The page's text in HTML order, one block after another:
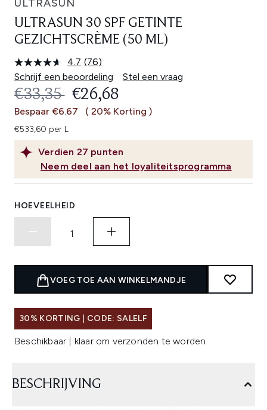
ULTRASUN
ULTRASUN 30 SPF GETINTE
GEZICHTSCRÈME (50 ML)
4.7 Lees
76
beoordelingen.
Dezelfde
paginalink.
(76)
Schrijf een beoordeling
Stel een vraag
Verdien 27 punten
Neem deel aan het loyaliteitsprogramma
RECOMMENDED RETAIL PRICE:
€33,35 HUIDIGE PRIJS:
€26,68
Bespaar €6.67 ( 20% Korting )
€533,60 per L
HOEVEELHEID
VOEG TOE AAN WINKELMANDJE
30% KORTING | CODE: SALELF
Beschikbaar | klaar om verzonden te worden
BESCHRIJVING